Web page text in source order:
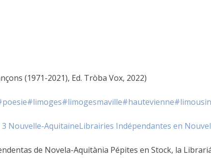
(1971-2021), Ed. Tròba Vox, 2022)
#limoges#limogesmaville#hautevienne#limousin
3 Nouvelle-AquitaineLibrairies Indépendantes en
de Novela-Aquitània Pépites en Stock, la